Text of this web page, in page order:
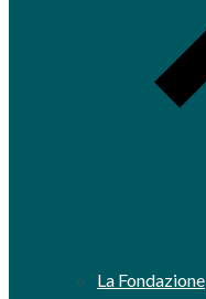
La Fondazione